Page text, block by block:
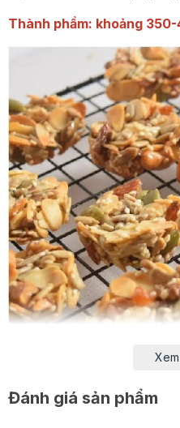
Thành phẩm: khoảng
Đánh giá sản phẩm